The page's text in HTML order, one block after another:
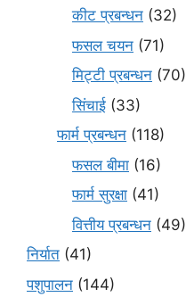
कीट प्रबन्धन (32)
फसल चयन (71)
मि‌ट्टी प्रबन्धन (70)
सिंचाई (33)
फार्म प्रबन्धन (118)
फसल बीमा (16)
फार्म सुरक्षा (41)
वित्तीय प्रबन्धन (49)
निर्यात (41)
पशुपालन (144)